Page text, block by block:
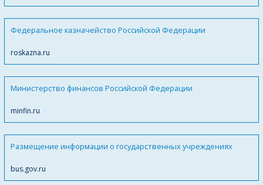
Федеральное казначейство Российской Федерации
roskazna.ru
Министерство финансов Российской Федерации
minfin.ru
Размещение информации о государственных учреждениях
bus.gov.ru